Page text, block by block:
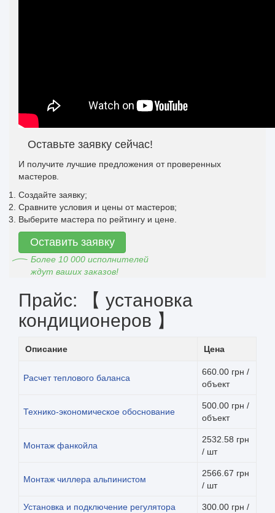
Оставьте заявку сейчас!
И получите лучшие предложения от проверенных
мастеров.
Создайте заявку;
Сравните условия и цены от мастеров;
Выберите мастера по рейтингу и цене.
Оставить заявку
Более 10 000 исполнителей
ждут ваших заказов!
Прайс: 【 установка
кондиционеров 】
Описание Цена
Расчет теплового баланса
660.00 грн /
объект
Технико-экономическое обоснование
500.00 грн /
объект
Монтаж фанкойла
2532.58 грн
/ шт
Монтаж чиллера альпинистом
2566.67 грн
/ шт
Установка и подключение регулятора
300.00 грн /